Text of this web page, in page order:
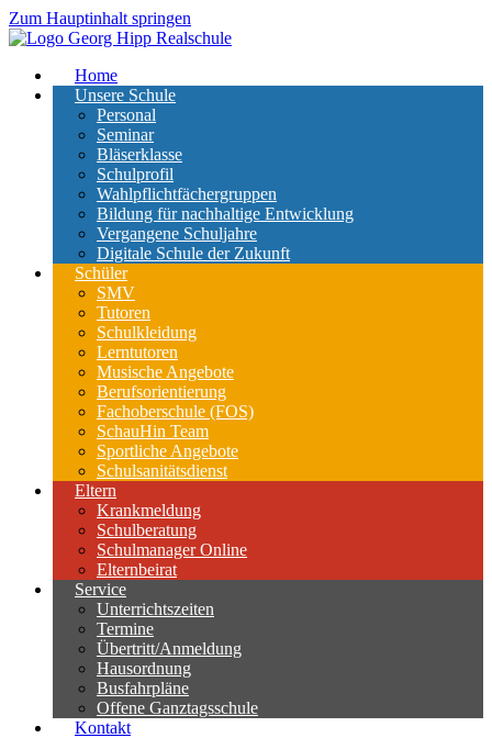
Zum Hauptinhalt springen
Home
Unsere Schule
Personal
Seminar
Bläserklasse
Schulprofil
Wahlpflichtfächergruppen
Bildung für nachhaltige Entwicklung
Vergangene Schuljahre
Digitale Schule der Zukunft
Schüler
SMV
Tutoren
Schulkleidung
Lerntutoren
Musische Angebote
Berufsorientierung
Fachoberschule (FOS)
SchauHin Team
Sportliche Angebote
Schulsanitätsdienst
Eltern
Krankmeldung
Schulberatung
Schulmanager Online
Elternbeirat
Service
Unterrichtszeiten
Termine
Übertritt/Anmeldung
Hausordnung
Busfahrpläne
Offene Ganztagsschule
Kontakt